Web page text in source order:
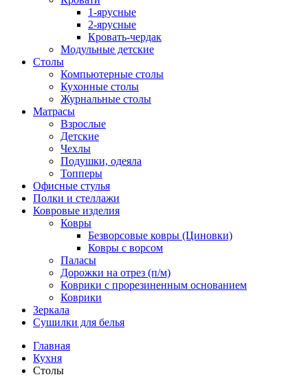
1-ярусные
2-ярусные
Кровать-чердак
Модульные детские
Столы
Компьютерные столы
Кухонные столы
Журнальные столы
Матрасы
Взрослые
Детские
Чехлы
Подушки, одеяла
Топперы
Офисные стулья
Полки и стеллажи
Ковровые изделия
Ковры
Безворсовые ковры (Циновки)
Ковры с ворсом
Паласы
Дорожки на отрез (п/м)
Коврики с прорезиненным основанием
Коврики
Зеркала
Сушилки для белья
Главная
Кухня
Столы